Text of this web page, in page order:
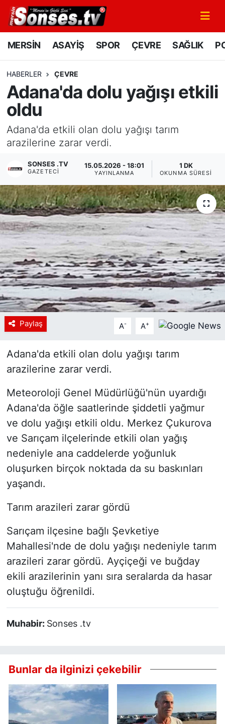
MERSİN ASAYİŞ SPOR ÇEVRE SAĞLIK
HABERLER ÇEVRE
Adana'da dolu yağışı etkili
oldu
Adana'da etkili olan dolu yağışı tarım
arazilerine zarar verdi.
SONSES .TV
GAZETECI
15.05.2026 - 18:01
YAYINLANMA
1 DK
OKUNMA SÜRESI
Paylaş A- A+
Adana'da etkili olan dolu yağışı tarım
arazilerine zarar verdi.
Meteoroloji Genel Müdürlüğü'nün uyardığı
Adana'da öğle saatlerinde şiddetli yağmur
ve dolu yağışı etkili oldu. Merkez Çukurova
ve Sarıçam ilçelerinde etkili olan yağış
nedeniyle ana caddelerde yoğunluk
oluşurken birçok noktada da su baskınları
yaşandı.
Tarım arazileri zarar gördü
Sarıçam ilçesine bağlı Şevketiye
Mahallesi'nde de dolu yağışı nedeniyle tarım
arazileri zarar gördü. Ayçiçeği ve buğday
ekili arazilerinin yanı sıra seralarda da hasar
oluştuğu öğrenildi.
Muhabir: Sonses .tv
Bunlar da ilginizi çekebilir
MERSİN
SPOR
GÜNÜN MANŞETİ
DÜNYA
KÜLTÜR - SANAT
MAGAZİN
SAĞLIK
Siyaset
YEREL HABER
Haberde insan
Tanıtım
Mersin Nöbetçi Eczaneler
Mersin Namaz Vakitleri
Mersin Trafik Yoğunluk Haritası
Süper Lig Puan Durumu ve Fikstür
Tüm Manşetler
Son Dakika Haberleri
Haber Arşivi